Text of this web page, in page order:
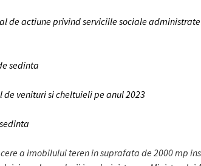
de actiune privind serviciile sociale
sedinta
venituri si cheltuieli pe anul 2023
a imobilului teren in suprafata de 2000 mp